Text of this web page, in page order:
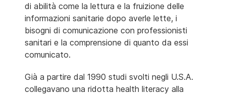
di abilità come la lettura e la fruizione delle
informazioni sanitarie dopo averle lette, i
bisogni di comunicazione con professionisti
sanitari e la comprensione di quanto da essi
comunicato.
Già a partire dal 1990 studi svolti negli U.S.A.
collegavano una ridotta health literacy alla